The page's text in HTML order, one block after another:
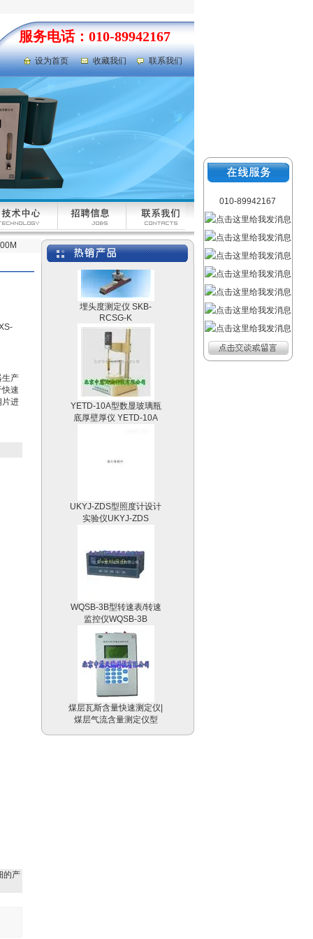
服务电话：010-89942167
设为首页 收藏我们 联系我们
生产
速
片进
的产
液体比热容测定仪
UKHY-2
埋头度测定仪 SKB-
RCSG-K
YETD-10A型数显玻璃瓶
底厚壁厚仪 YETD-10A
实验仪UKYJ-ZDS
监控仪WQSB-3B
煤层瓦斯含量快速测定仪|
煤层气流含量测定仪型
号：CMQK/CHP50M
010-89942167